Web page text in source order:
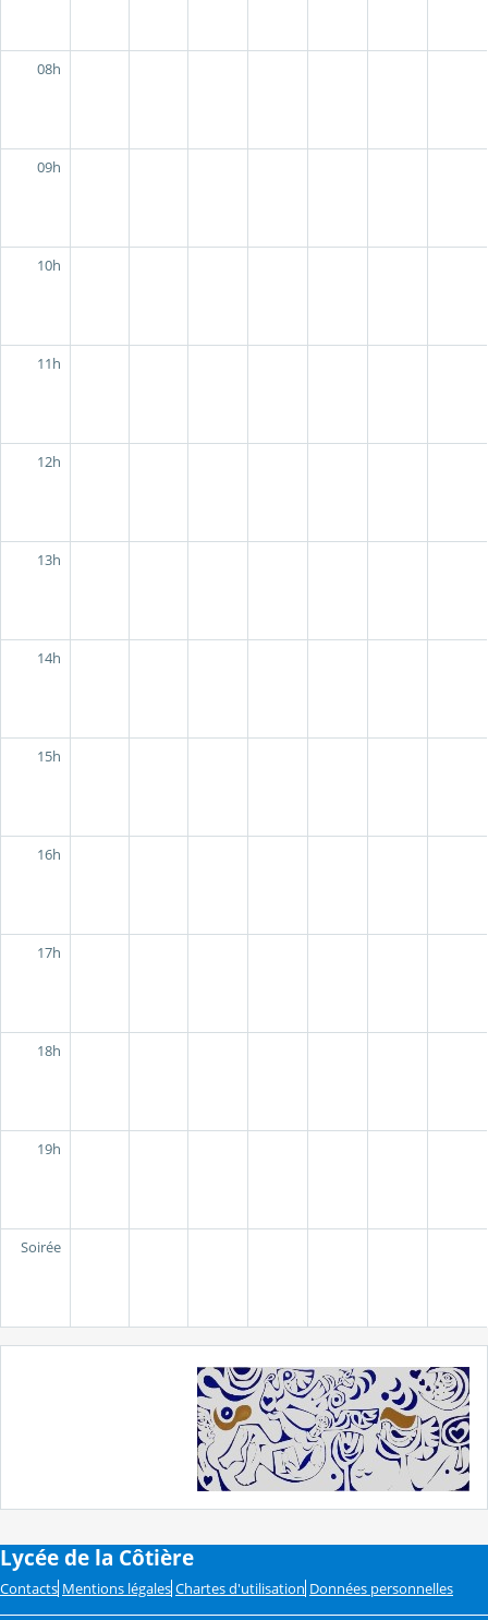
08h
09h
10h
11h
12h
13h
14h
15h
16h
17h
18h
19h
Soirée
Lycée de la Côtière
Contacts Mentions légales Chartes d'utilisation Données personnelles